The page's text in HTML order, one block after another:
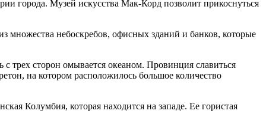
города. Музей искусства Мак-Корд позволит прикоснуться
небоскребов, офисных зданий и банков, которые
трех сторон омывается океаном. Провинция славиться
на котором расположилось большое количество
Колумбия, которая находится на западе. Ее гористая